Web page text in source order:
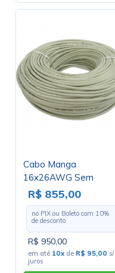
Cabo Manga
16x26AWG Sem
Blindagem - Rolo com
100 Metros
R$ 855,00
no PIX ou Boleto com 10%
de desconto
R$ 950,00
em até 10x de R$ 95,00 s/
juros